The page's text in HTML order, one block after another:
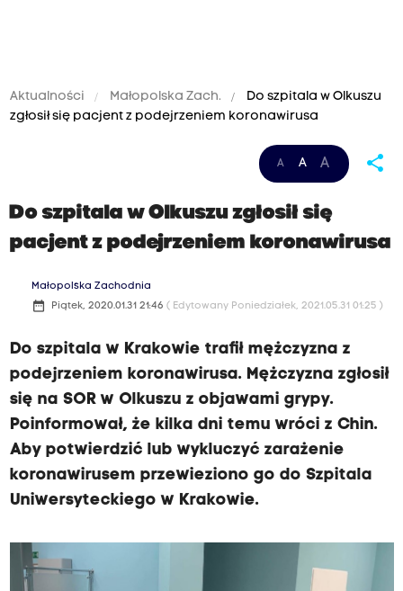
Aktualności Małopolska Zach.
Do szpitala w Olkuszu
zgłosił się pacjent z podejrzeniem koronawirusa
A A A share
Do szpitala w Olkuszu zgłosił się
pacjent z podejrzeniem koronawirusa
Małopolska Zachodnia
date_range Piątek, 2020.01.31 21:46 ( Edytowany Poniedziałek, 2021.05.31 01:25 )
Do szpitala w Krakowie trafił mężczyzna z
podejrzeniem koronawirusa. Mężczyzna zgłosił
się na SOR w Olkuszu z objawami grypy.
Poinformował, że kilka dni temu wróci z Chin.
Aby potwierdzić lub wykluczyć zarażenie
koronawirusem przewieziono go do Szpitala
Uniwersyteckiego w Krakowie.